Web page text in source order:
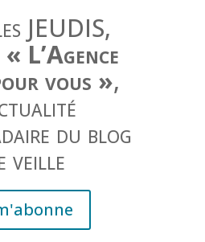
JEUDIS,
« L’Agence
vous »,
du blog
veille